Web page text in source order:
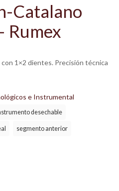
Catalano
Rumex
1×2 dientes. Precisión técnica
e Instrumental
desechable
segmento anterior